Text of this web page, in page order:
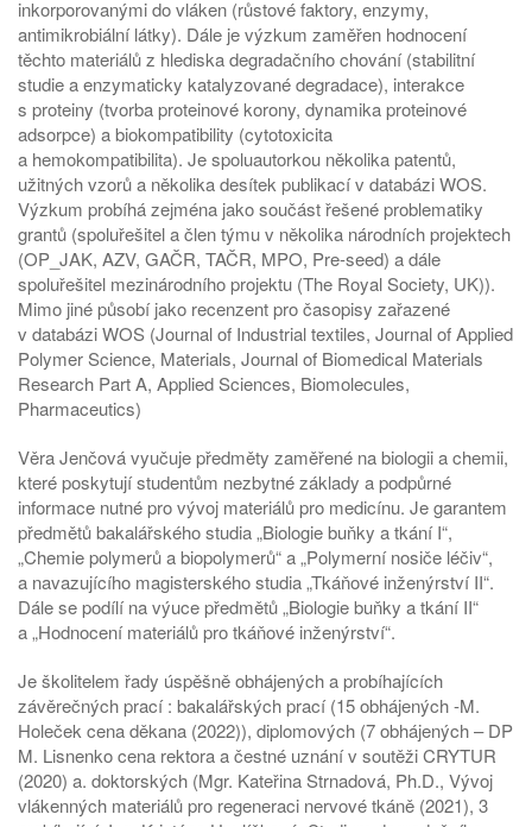
inkorporovanými do vláken (růstové faktory, enzymy,
antimikrobiální látky). Dále je výzkum zaměřen hodnocení
těchto materiálů z hlediska degradačního chování (stabilitní
studie a enzymaticky katalyzované degradace), interakce
s proteiny (tvorba proteinové korony, dynamika proteinové
adsorpce) a biokompatibility (cytotoxicita
a hemokompatibilita). Je spoluautorkou několika patentů,
užitných vzorů a několika desítek publikací v databázi WOS.
Výzkum probíhá zejména jako součást řešené problematiky
grantů (spoluřešitel a člen týmu v několika národních projektech
(OP_JAK, AZV, GAČR, TAČR, MPO, Pre-seed) a dále
spoluřešitel mezinárodního projektu (The Royal Society, UK)).
Mimo jiné působí jako recenzent pro časopisy zařazené
v databázi WOS (Journal of Industrial textiles, Journal of Applied
Polymer Science, Materials, Journal of Biomedical Materials
Research Part A, Applied Sciences, Biomolecules,
Pharmaceutics)
Věra Jenčová vyučuje předměty zaměřené na biologii a chemii,
které poskytují studentům nezbytné základy a podpůrné
informace nutné pro vývoj materiálů pro medicínu. Je garantem
předmětů bakalářského studia „Biologie buňky a tkání I“,
„Chemie polymerů a biopolymerů“ a „Polymerní nosiče léčiv“,
a navazujícího magisterského studia „Tkáňové inženýrství II“.
Dále se podílí na výuce předmětů „Biologie buňky a tkání II“
a „Hodnocení materiálů pro tkáňové inženýrství“.
Je školitelem řady úspěšně obhájených a probíhajících
závěrečných prací : bakalářských prací (15 obhájených -M.
Holeček cena děkana (2022)), diplomových (7 obhájených – DP
M. Lisnenko cena rektora a čestné uznání v soutěži CRYTUR
(2020) a. doktorských (Mgr. Kateřina Strnadová, Ph.D., Vývoj
vlákenných materiálů pro regeneraci nervové tkáně (2021), 3